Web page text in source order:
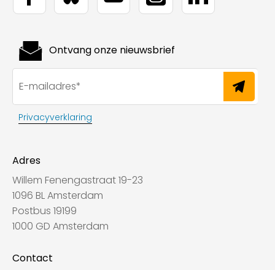
Adres
Willem Fenengastraat 19-23
1096 BL Amsterdam
Postbus 19199
1000 GD Amsterdam
Contact
Ontvang onze nieuwsbrief
Privacyverklaring